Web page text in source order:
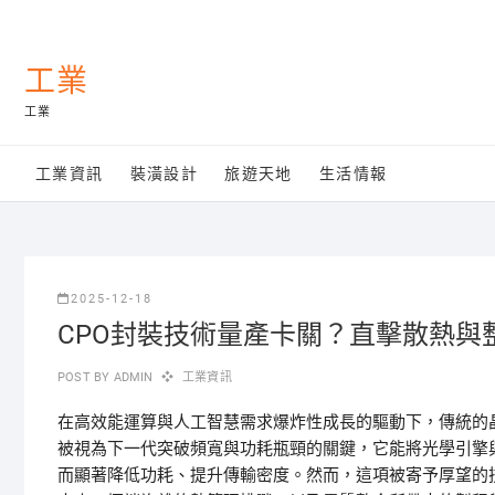
content工業
工業
工業資訊 裝潢設計 旅遊天地 生活情報
2025-12-18
CPO封裝技術量產卡關？直擊散熱與
POST BY ADMIN 工業資訊
在高效能運算與人工智慧需求爆炸性成長的驅動下，傳統
被視為下一代突破頻寬與功耗瓶頸的關鍵，它能將光學引
而顯著降低功耗、提升傳輸密度。然而，這項被寄予厚望